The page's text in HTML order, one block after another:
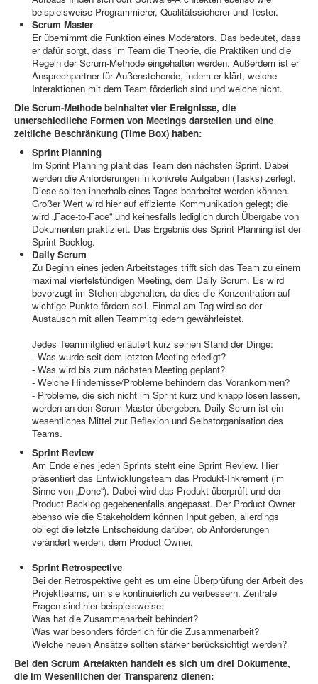
beispielsweise Programmierer, Qualitätssicherer und Tester.
Scrum Master
Er übernimmt die Funktion eines Moderators. Das bedeutet, dass
er dafür sorgt, dass im Team die Theorie, die Praktiken und die
Regeln der Scrum-Methode eingehalten werden. Außerdem ist er
Ansprechpartner für Außenstehende, indem er klärt, welche
Interaktionen mit dem Team förderlich sind und welche nicht.
Die Scrum-Methode beinhaltet vier Ereignisse, die
unterschiedliche Formen von Meetings darstellen und eine
zeitliche Beschränkung (Time Box) haben:
Sprint Planning
Im Sprint Planning plant das Team den nächsten Sprint. Dabei
werden die Anforderungen in konkrete Aufgaben (Tasks) zerlegt.
Diese sollten innerhalb eines Tages bearbeitet werden können.
Großer Wert wird hier auf effiziente Kommunikation gelegt; die
wird „Face-to-Face“ und keinesfalls lediglich durch Übergabe von
Dokumenten praktiziert. Das Ergebnis des Sprint Planning ist der
Sprint Backlog.
Daily Scrum
Zu Beginn eines jeden Arbeitstages trifft sich das Team zu einem
maximal viertelstündigen Meeting, dem Daily Scrum. Es wird
bevorzugt im Stehen abgehalten, da dies die Konzentration auf
wichtige Punkte fördern soll. Einmal am Tag wird so der
Austausch mit allen Teammitgliedern gewährleistet.
Jedes Teammitglied erläutert kurz seinen Stand der Dinge:
- Was wurde seit dem letzten Meeting erledigt?
- Was wird bis zum nächsten Meeting geplant?
- Welche Hindernisse/Probleme behindern das Vorankommen?
- Probleme, die sich nicht im Sprint kurz und knapp lösen lassen,
werden an den Scrum Master übergeben. Daily Scrum ist ein
wesentliches Mittel zur Reflexion und Selbstorganisation des
Teams.
Sprint Review
Am Ende eines jeden Sprints steht eine Sprint Review. Hier
präsentiert das Entwicklungsteam das Produkt-Inkrement (im
Sinne von „Done“). Dabei wird das Produkt überprüft und der
Product Backlog gegebenenfalls angepasst. Der Product Owner
ebenso wie die Stakeholdern können Input geben, allerdings
obliegt die letzte Entscheidung darüber, ob Anforderungen
verändert werden, dem Product Owner.
Sprint Retrospective
Bei der Retrospektive geht es um eine Überprüfung der Arbeit des
Projektteams, um sie kontinuierlich zu verbessern. Zentrale
Fragen sind hier beispielsweise:
Was hat die Zusammenarbeit behindert?
Was war besonders förderlich für die Zusammenarbeit?
Welche neuen Ansätze sollten stärker berücksichtigt werden?
Bei den Scrum Artefakten handelt es sich um drei Dokumente,
die im Wesentlichen der Transparenz dienen: